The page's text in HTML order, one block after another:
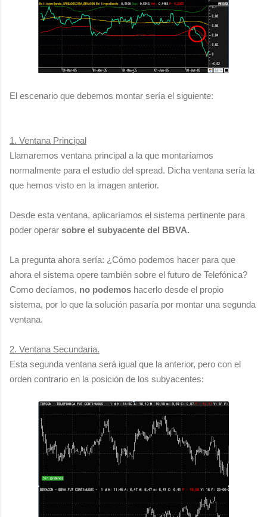
El escenario que debemos montar sería el siguiente:
1. Ventana Principal
Llamaremos ventana principal a la que montaríamos
normalmente para el estudio del spread. Dicha ventana sería la
que hemos visto en la imagen anterior.
Desde esta ventana, aplicaríamos el sistema pertinente para
poder operar sobre el subyacente del BBVA.
La pregunta ahora sería: ¿Cómo podemos hacer para que
ahora el sistema opere también sobre el futuro de Telefónica?
Como decíamos, no podemos hacerlo desde el propio
sistema, por lo que la solución pasaría por montar una segunda
ventana.
2. Ventana Secundaria.
Esta segunda ventana será igual que la anterior, pero con el
orden contrario en la posición de los subyacentes: